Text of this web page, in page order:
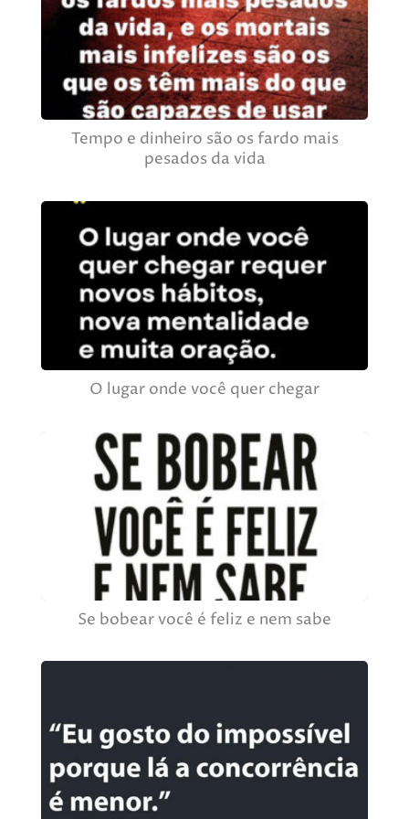
Tempo e dinheiro são os fardo mais
pesados da vida
O lugar onde você quer chegar
Se bobear você é feliz e nem sabe